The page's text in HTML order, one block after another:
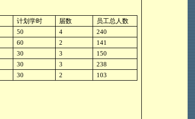
计划学时 届数
员工总人数
50 4
240
60 2
141
30 3
150
30 3
238
30 2 103